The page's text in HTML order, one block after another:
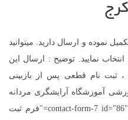
نموده و ارسال دارید. میتوانید
نمایید. توضیح : ارسال این
ثبت نام قطعی پس از بازبینی
آموزشگاه آرایشگری مردانه
سرای مو انجام خواهد گرفت. [contact-form-7 id="86" title="فرم ثبت